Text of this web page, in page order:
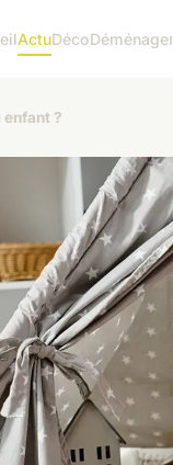
ActuDéco
?